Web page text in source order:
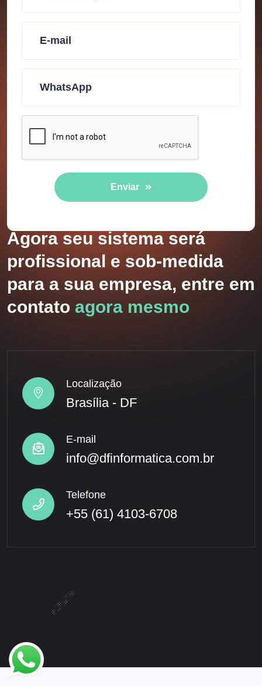
Enviar
Agora seu sistema será
profissional e sob-medida
para a sua empresa, entre em
contato agora mesmo
Localização
Brasília - DF
E-mail
info@dfinformatica.com.br
Telefone
+55 (61) 4103-6708